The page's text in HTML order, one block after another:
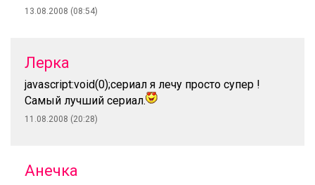
13.08.2008 (08:54)
Лерка
javascript:void(0);сериал я лечу просто супер !
Самый лучший сериал.
11.08.2008 (20:28)
Анечка